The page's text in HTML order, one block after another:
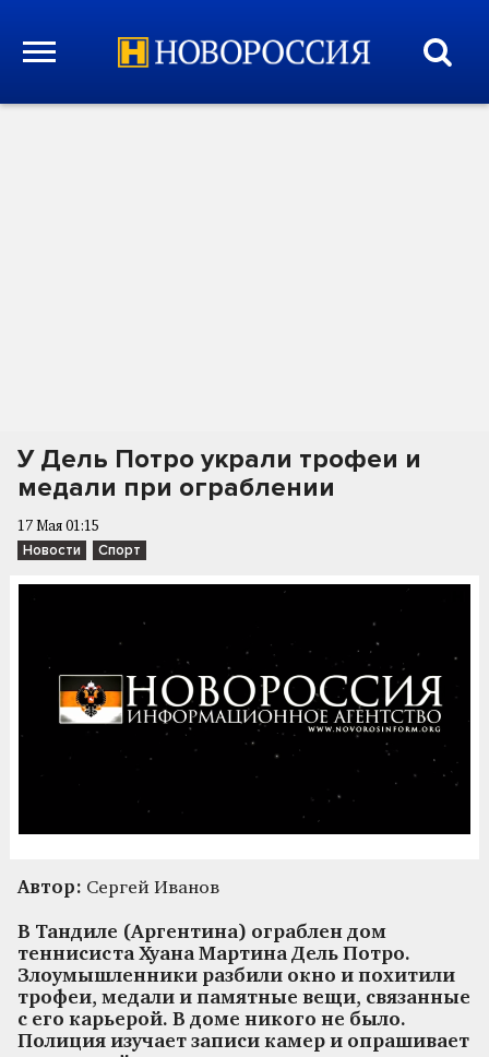
У Дель Потро украли трофеи и
медали при ограблении
17 Мая 01:15
Новости Спорт
Автор: Сергей Иванов
В Тандиле (Аргентина) ограблен дом
теннисиста Хуана Мартина Дель Потро.
Злоумышленники разбили окно и похитили
трофеи, медали и памятные вещи, связанные
с его карьерой. В доме никого не было.
Полиция изучает записи камер и опрашивает